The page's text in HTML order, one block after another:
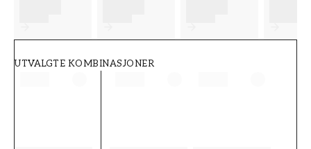
UTVALGTE KOMBINASJONER